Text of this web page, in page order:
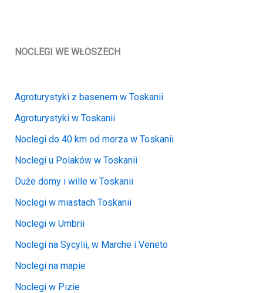
NOCLEGI WE WŁOSZECH
Agroturystyki z basenem w Toskanii
Agroturystyki w Toskanii
Noclegi do 40 km od morza w Toskanii
Noclegi u Polaków w Toskanii
Duże domy i wille w Toskanii
Noclegi w miastach Toskanii
Noclegi w Umbrii
Noclegi na Sycylii, w Marche i Veneto
Noclegi na mapie
Noclegi w Pizie